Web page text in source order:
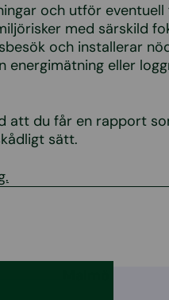
och utför
med särskild
och installerar
energimätning eller
att du får en rapport
sätt.